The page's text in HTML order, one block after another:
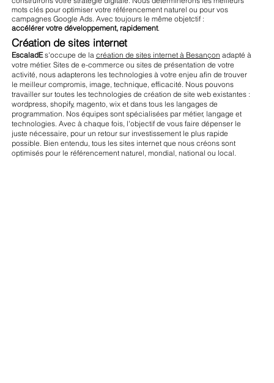
mots clés pour optimiser votre référencement naturel ou pour vos
campagnes Google Ads. Avec toujours le même objetctif :
accélérer votre développement, rapidement.
Création de sites internet
EscaladEs'occupe de la création de sites internet à Besançon adapté à
votre métier. Sites de e-commerce ou sites de présentation de votre
activité, nous adapterons les technologies à votre enjeu afin de trouver
le meilleur compromis, image, technique, efficacité. Nous pouvons
travailler sur toutes les technologies de création de site web existantes :
wordpress, shopify, magento, wix et dans tous les langages de
programmation. Nos équipes sont spécialisées par métier, langage et
technologies. Avec à chaque fois, l'objectif de vous faire dépenser le
juste nécessaire, pour un retour sur investissement le plus rapide
possible. Bien entendu, tous les sites internet que nous créons sont
optimisés pour le référencement naturel, mondial, national ou local.